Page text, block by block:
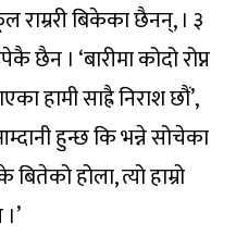
राम्ररी बिकेका छैनन्, । ३
छैन । ‘बारीमा कोदो रोप्न
हामी साह्रै निराश छौं’,
हुन्छ कि भन्ने सोचेका
होला, त्यो हाम्रो